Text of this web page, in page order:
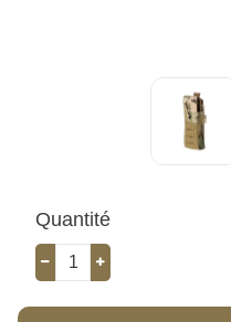
Quantité